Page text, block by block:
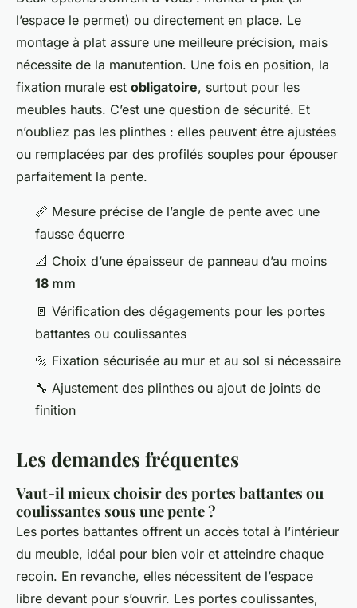
l’espace le permet) ou directement en place. Le
montage à plat assure une meilleure précision, mais
nécessite de la manutention. Une fois en position, la
fixation murale est obligatoire, surtout pour les
meubles hauts. C’est une question de sécurité. Et
n’oubliez pas les plinthes : elles peuvent être ajustées
ou remplacées par des profilés souples pour épouser
parfaitement la pente.
📏 Mesure précise de l’angle de pente avec une
fausse équerre
📐 Choix d’une épaisseur de panneau d’au moins
18 mm
🚪 Vérification des dégagements pour les portes
battantes ou coulissantes
🔩 Fixation sécurisée au mur et au sol si nécessaire
🔧 Ajustement des plinthes ou ajout de joints de
finition
Les demandes fréquentes
Vaut-il mieux choisir des portes battantes ou
coulissantes sous une pente ?
Les portes battantes offrent un accès total à l’intérieur
du meuble, idéal pour bien voir et atteindre chaque
recoin. En revanche, elles nécessitent de l’espace
libre devant pour s’ouvrir. Les portes coulissantes,